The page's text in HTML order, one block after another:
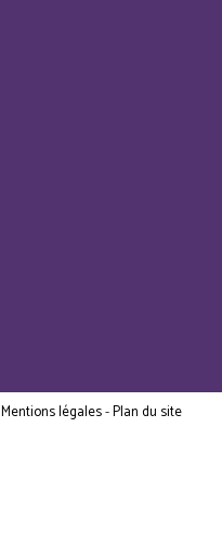
Mentions légales-Plan du site